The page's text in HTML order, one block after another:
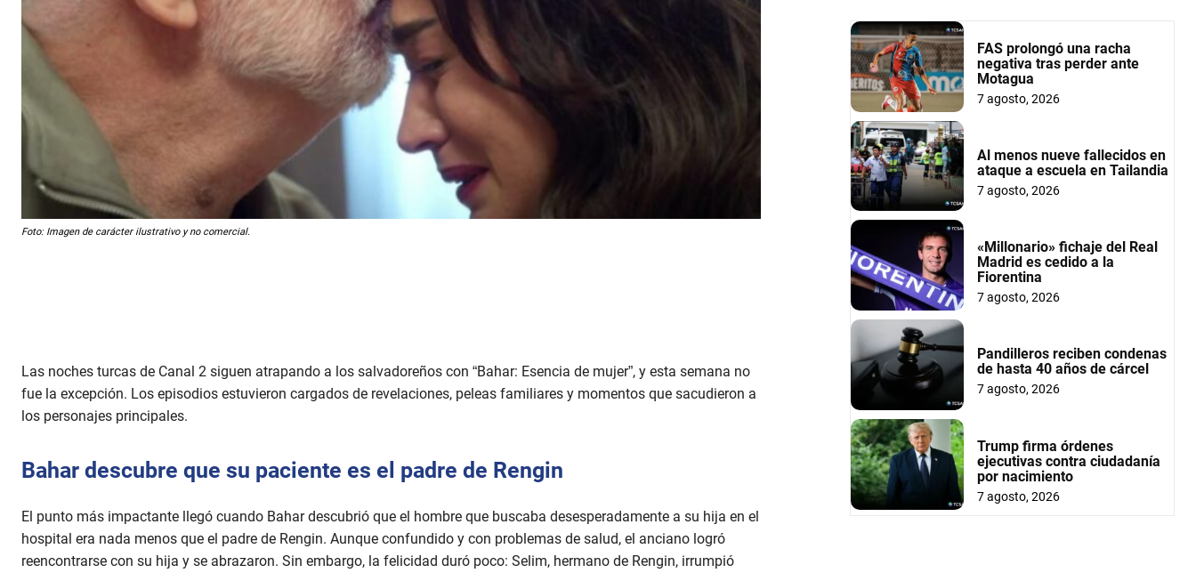
Foto: Imagen de carácter ilustrativo y no comercial.
Las noches turcas de Canal 2 siguen atrapando a los salvadoreños con “Bahar: Esencia de mujer”, y esta semana no
fue la excepción. Los episodios estuvieron cargados de revelaciones, peleas familiares y momentos que sacudieron a
los personajes principales.
Bahar descubre que su paciente es el padre de Rengin
El punto más impactante llegó cuando Bahar descubrió que el hombre que buscaba desesperadamente a su hija en el
hospital era nada menos que el padre de Rengin. Aunque confundido y con problemas de salud, el anciano logró
reencontrarse con su hija y se abrazaron. Sin embargo, la felicidad duró poco: Selim, hermano de Rengin, irrumpió
FAS prolongó una racha
negativa tras perder ante
Motagua
7 agosto, 2026
Al menos nueve fallecidos en
ataque a escuela en Tailandia
7 agosto, 2026
«Millonario» fichaje del Real
Madrid es cedido a la
Fiorentina
7 agosto, 2026
Pandilleros reciben condenas
de hasta 40 años de cárcel
7 agosto, 2026
Trump firma órdenes
ejecutivas contra ciudadanía
por nacimiento
7 agosto, 2026